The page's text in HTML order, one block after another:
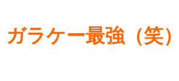
ガラケー最強（笑）